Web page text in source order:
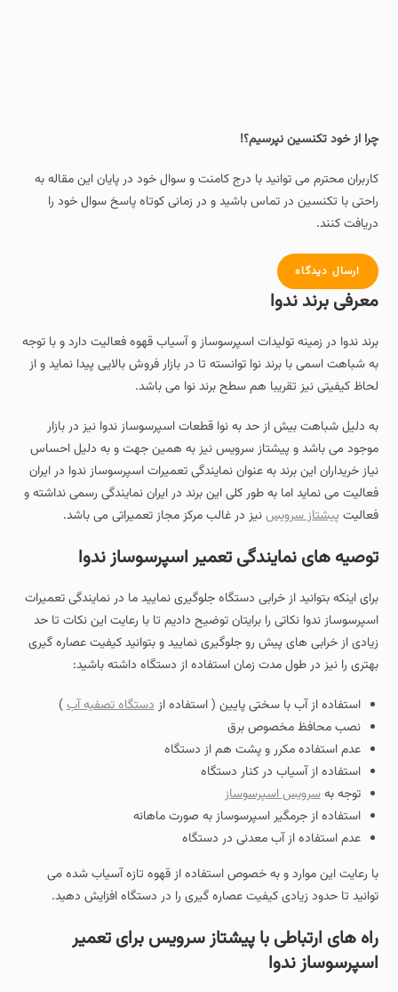
چرا از خود تکنسین نپرسیم؟!
کاربران محترم می توانید با درج کامنت و سوال خود در پایان این مقاله به
راحتی با تکنسین در تماس باشید و در زمانی کوتاه پاسخ سوال خود را
دریافت کنند.
ارسال دیدگاه
معرفی برند ندوا
برند ندوا در زمینه تولیدات اسپرسوساز و آسیاب قهوه فعالیت دارد و با توجه
به شباهت اسمی با برند نوا توانسته تا در بازار فروش بالایی پیدا نماید و از
لحاظ کیفیتی نیز تقریبا هم سطح برند نوا می باشد.
به دلیل شباهت بیش از حد به نوا قطعات اسپرسوساز ندوا نیز در بازار
موجود می باشد و پیشتاز سرویس نیز به همین جهت و به دلیل احساس
نیاز خریداران این برند به عنوان نمایندگی تعمیرات اسپرسوساز ندوا در ایران
فعالیت می نماید اما به طور کلی این برند در ایران نمایندگی رسمی نداشته و
فعالیت پیشتاز سرویسنیز در غالب مرکز مجاز تعمیراتی می باشد.
توصیه های نمایندگی تعمیر اسپرسوساز ندوا
برای اینکه بتوانید از خرابی دستگاه جلوگیری نمایید ما در نمایندگی تعمیرات
اسپرسوساز ندوا نکاتی را برایتان توضیح دادیم تا با رعایت این نکات تا حد
زیادی از خرابی های پیش رو جلوگیری نمایید و بتوانید کیفیت عصاره گیری
بهتری را نیز در طول مدت زمان استفاده از دستگاه داشته باشید:
استفاده از آب با سختی پایین ( استفاده ازدستگاه تصفیه آب)
نصب محافظ مخصوص برق
عدم استفاده مکرر و پشت هم از دستگاه
استفاده از آسیاب در کنار دستگاه
توجه بهسرویس اسپرسوساز
استفاده از جرمگیر اسپرسوساز به صورت ماهانه
عدم استفاده از آب معدنی در دستگاه
با رعایت این موارد و به خصوص استفاده از قهوه تازه آسیاب شده می
توانید تا حدود زیادی کیفیت عصاره گیری را در دستگاه افزایش دهید.
راه های ارتباطی با پیشتاز سرویس برای تعمیر
اسپرسوساز ندوا